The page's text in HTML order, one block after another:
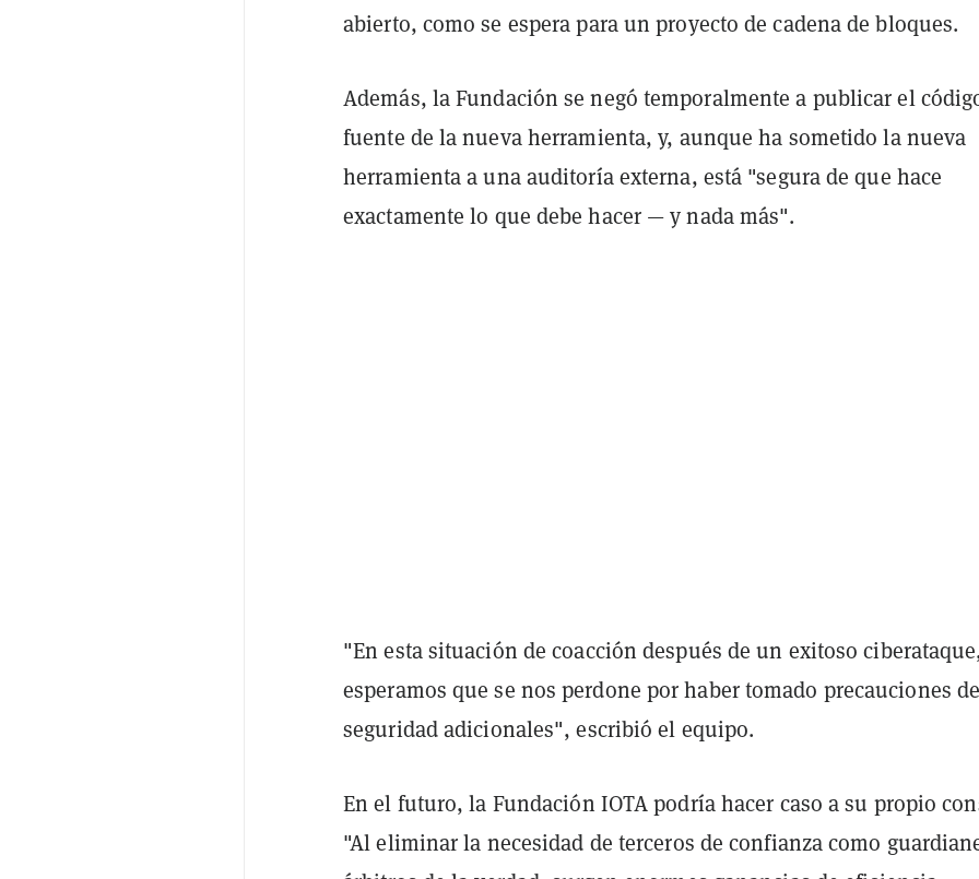
abierto, como se espera para un proyecto de cadena de bloques.
Además, la Fundación se negó temporalmente a publicar el
fuente de la nueva herramienta, y, aunque ha sometido la nueva
herramienta a una auditoría externa, está "segura de que hace
exactamente lo que debe hacer — y nada más".
"En esta situación de coacción después de un exitoso
esperamos que se nos perdone por haber tomado precauciones
seguridad adicionales", escribió el equipo.
En el futuro, la Fundación IOTA podría hacer caso a su propio
"Al eliminar la necesidad de terceros de confianza como